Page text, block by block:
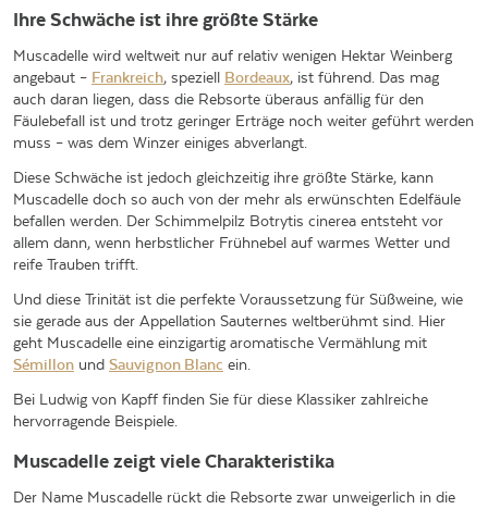
Ihre Schwäche ist ihre größte Stärke
Muscadelle wird weltweit nur auf relativ wenigen Hektar Weinberg
angebaut – Frankreich, speziell Bordeaux, ist führend. Das mag
auch daran liegen, dass die Rebsorte überaus anfällig für den
Fäulebefall ist und trotz geringer Erträge noch weiter geführt werden
muss – was dem Winzer einiges abverlangt.
Diese Schwäche ist jedoch gleichzeitig ihre größte Stärke, kann
Muscadelle doch so auch von der mehr als erwünschten Edelfäule
befallen werden. Der Schimmelpilz Botrytis cinerea entsteht vor
allem dann, wenn herbstlicher Frühnebel auf warmes Wetter und
reife Trauben trifft.
Und diese Trinität ist die perfekte Voraussetzung für Süßweine, wie
sie gerade aus der Appellation Sauternes weltberühmt sind. Hier
geht Muscadelle eine einzigartig aromatische Vermählung mit
Sémillon und Sauvignon Blanc ein.
Bei Ludwig von Kapff finden Sie für diese Klassiker zahlreiche
hervorragende Beispiele.
Muscadelle zeigt viele Charakteristika
Der Name Muscadelle rückt die Rebsorte zwar unweigerlich in die